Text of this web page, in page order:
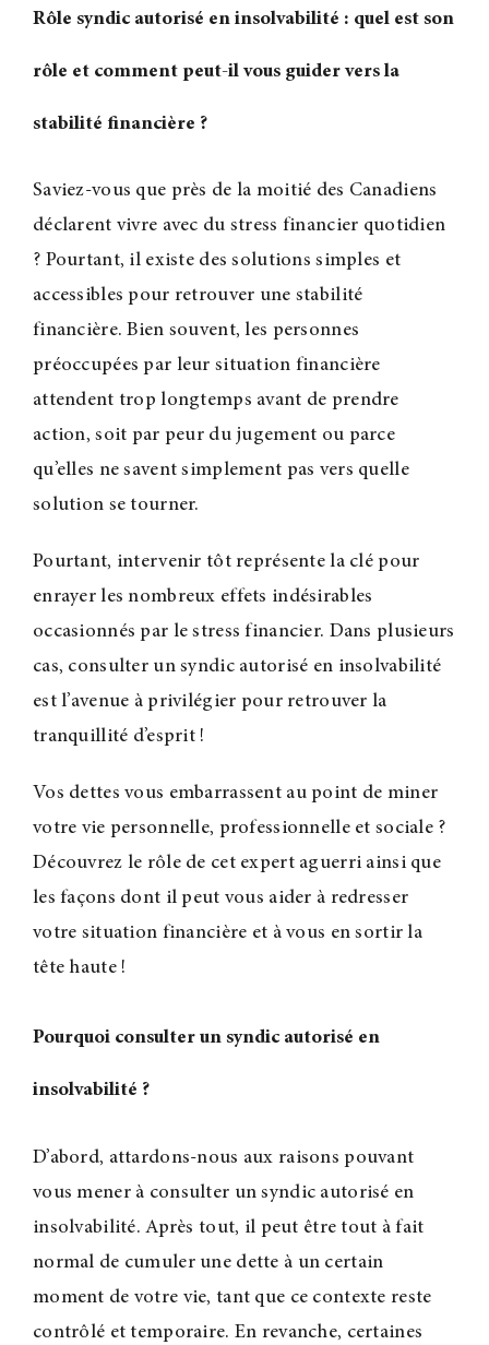
Rôle syndic autorisé en insolvabilité : quel est son
rôle et comment peut-il vous guider vers la
stabilité financière ?
Saviez-vous que près de la moitié des Canadiens
déclarent vivre avec du stress financier quotidien
? Pourtant, il existe des solutions simples et
accessibles pour retrouver une stabilité
financière. Bien souvent, les personnes
préoccupées par leur situation financière
attendent trop longtemps avant de prendre
action, soit par peur du jugement ou parce
qu’elles ne savent simplement pas vers quelle
solution se tourner.
Pourtant, intervenir tôt représente la clé pour
enrayer les nombreux effets indésirables
occasionnés par le stress financier. Dans plusieurs
cas, consulter un syndic autorisé en insolvabilité
est l’avenue à privilégier pour retrouver la
tranquillité d’esprit !
Vos dettes vous embarrassent au point de miner
votre vie personnelle, professionnelle et sociale ?
Découvrez le rôle de cet expert aguerri ainsi que
les façons dont il peut vous aider à redresser
votre situation financière et à vous en sortir la
tête haute !
Pourquoi consulter un syndic autorisé en
insolvabilité ?
D’abord, attardons-nous aux raisons pouvant
vous mener à consulter un syndic autorisé en
insolvabilité. Après tout, il peut être tout à fait
normal de cumuler une dette à un certain
moment de votre vie, tant que ce contexte reste
contrôlé et temporaire. En revanche, certaines